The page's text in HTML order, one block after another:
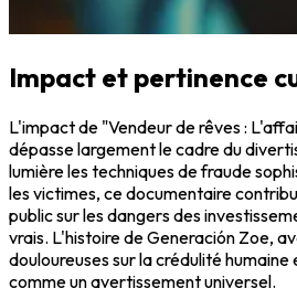
Impact et pertinence
L'impact de "Vendeur de rêves :
dépasse largement le cadre du
lumière les techniques de fraude
les victimes, ce documentaire
public sur les dangers des
vrais. L'histoire de Generación Zoe,
douloureuses sur la crédulité
comme un avertissement universel.